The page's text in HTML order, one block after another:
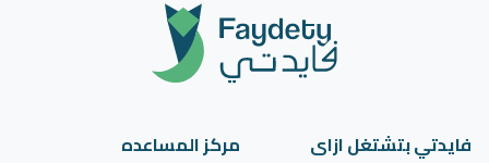
فايدتي بتشتغل ازاى
مركز المساعده